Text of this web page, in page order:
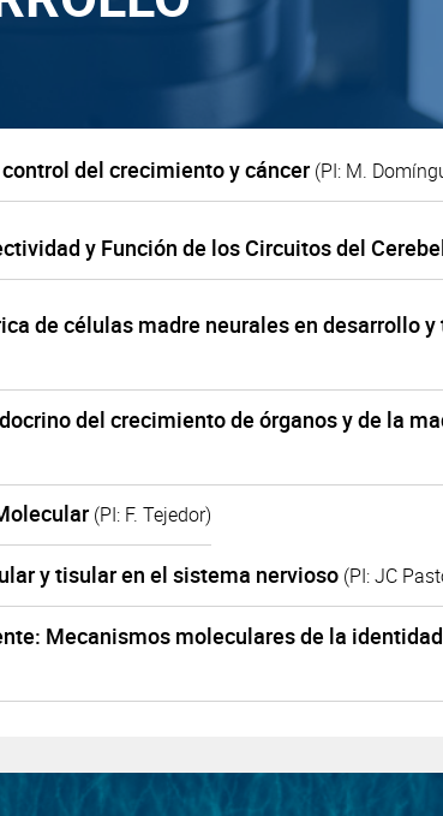
del crecimiento y cáncer (PI: M.
y Función de los Circuitos del
de células madre neurales en desarrollo
del crecimiento de órganos y de la
(PI: F. Tejedor)
y tisular en el sistema nervioso (PI: JC
Mecanismos moleculares de la